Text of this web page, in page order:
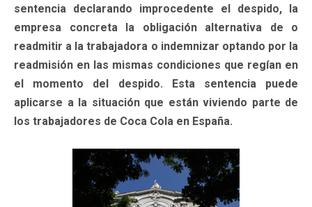
sentencia declarando improcedente el despido, la
empresa concreta la obligación alternativa de o
readmitir a la trabajadora o indemnizar optando por la
readmisión en las mismas condiciones que regían en
el momento del despido. Esta sentencia puede
aplicarse a la situación que están viviendo parte de
los trabajadores de Coca Cola en España.